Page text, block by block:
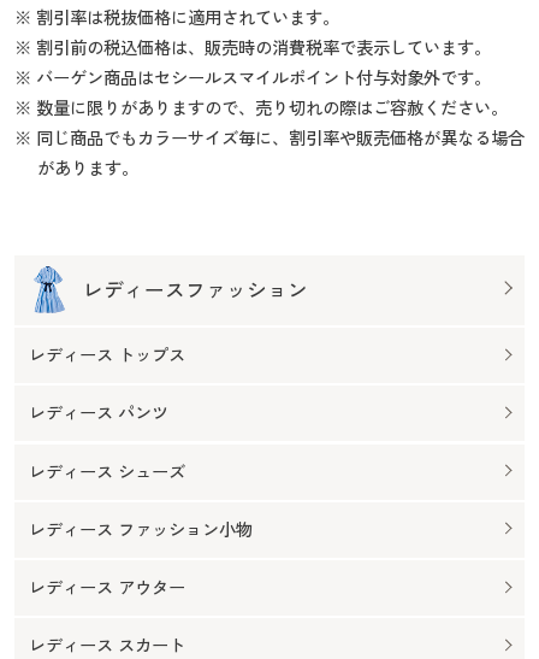
※ 割引率は税抜価格に適用されています。
※ 割引前の税込価格は、販売時の消費税率で表示しています。
※ バーゲン商品はセシールスマイルポイント付与対象外です。
※ 数量に限りがありますので、売り切れの際はご容赦ください。
※ 同じ商品でもカラーサイズ毎に、割引率や販売価格が異なる場合
があります。
レディースファッション
レディース トップス
レディース パンツ
レディース シューズ
レディース ファッション小物
レディース アウター
レディース スカート